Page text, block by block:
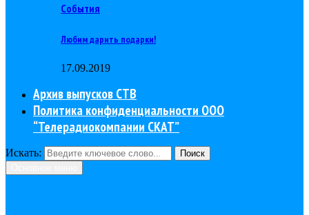
События
Любим дарить подарки!
17.09.2019
Архив выпусков СТВ
Политика конфиденциальности ООО
“Телерадиокомпании СКАТ”
Искать:
Поиск